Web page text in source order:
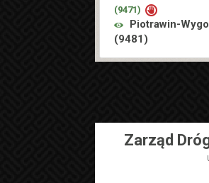
(9471)
Piotrawin-
(9481 )
Zarząd